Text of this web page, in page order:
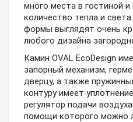
много места в гостиной
количество тепла и
формы выглядят очень
любого дизайна
Камин OVAL EcoDesign
запорный механизм,
дверцу, а также
контуру имеет
регулятор подачи
помощи которого можно